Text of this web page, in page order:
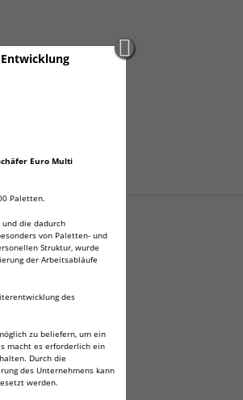
Euro Multi
Paletten.
und die dadurch
von Paletten- und
Struktur, wurde
der Arbeitsabläufe
des
zu beliefern, um ein
macht es erforderlich ein
Durch die
des Unternehmens kann
werden.
die Gefriertruhe legen.